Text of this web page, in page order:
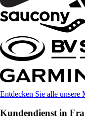
Entdecken Sie alle unsere
Kundendienst in